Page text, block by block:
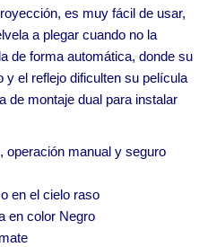
es muy fácil de usar,
a plegar cuando no la
de forma automática, donde su
y el reflejo dificulten su película
de montaje dual para instalar
operación manual y seguro
en el cielo raso
en color Negro